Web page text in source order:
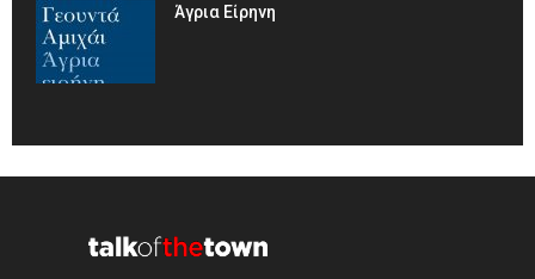
Άγρια Είρηνη